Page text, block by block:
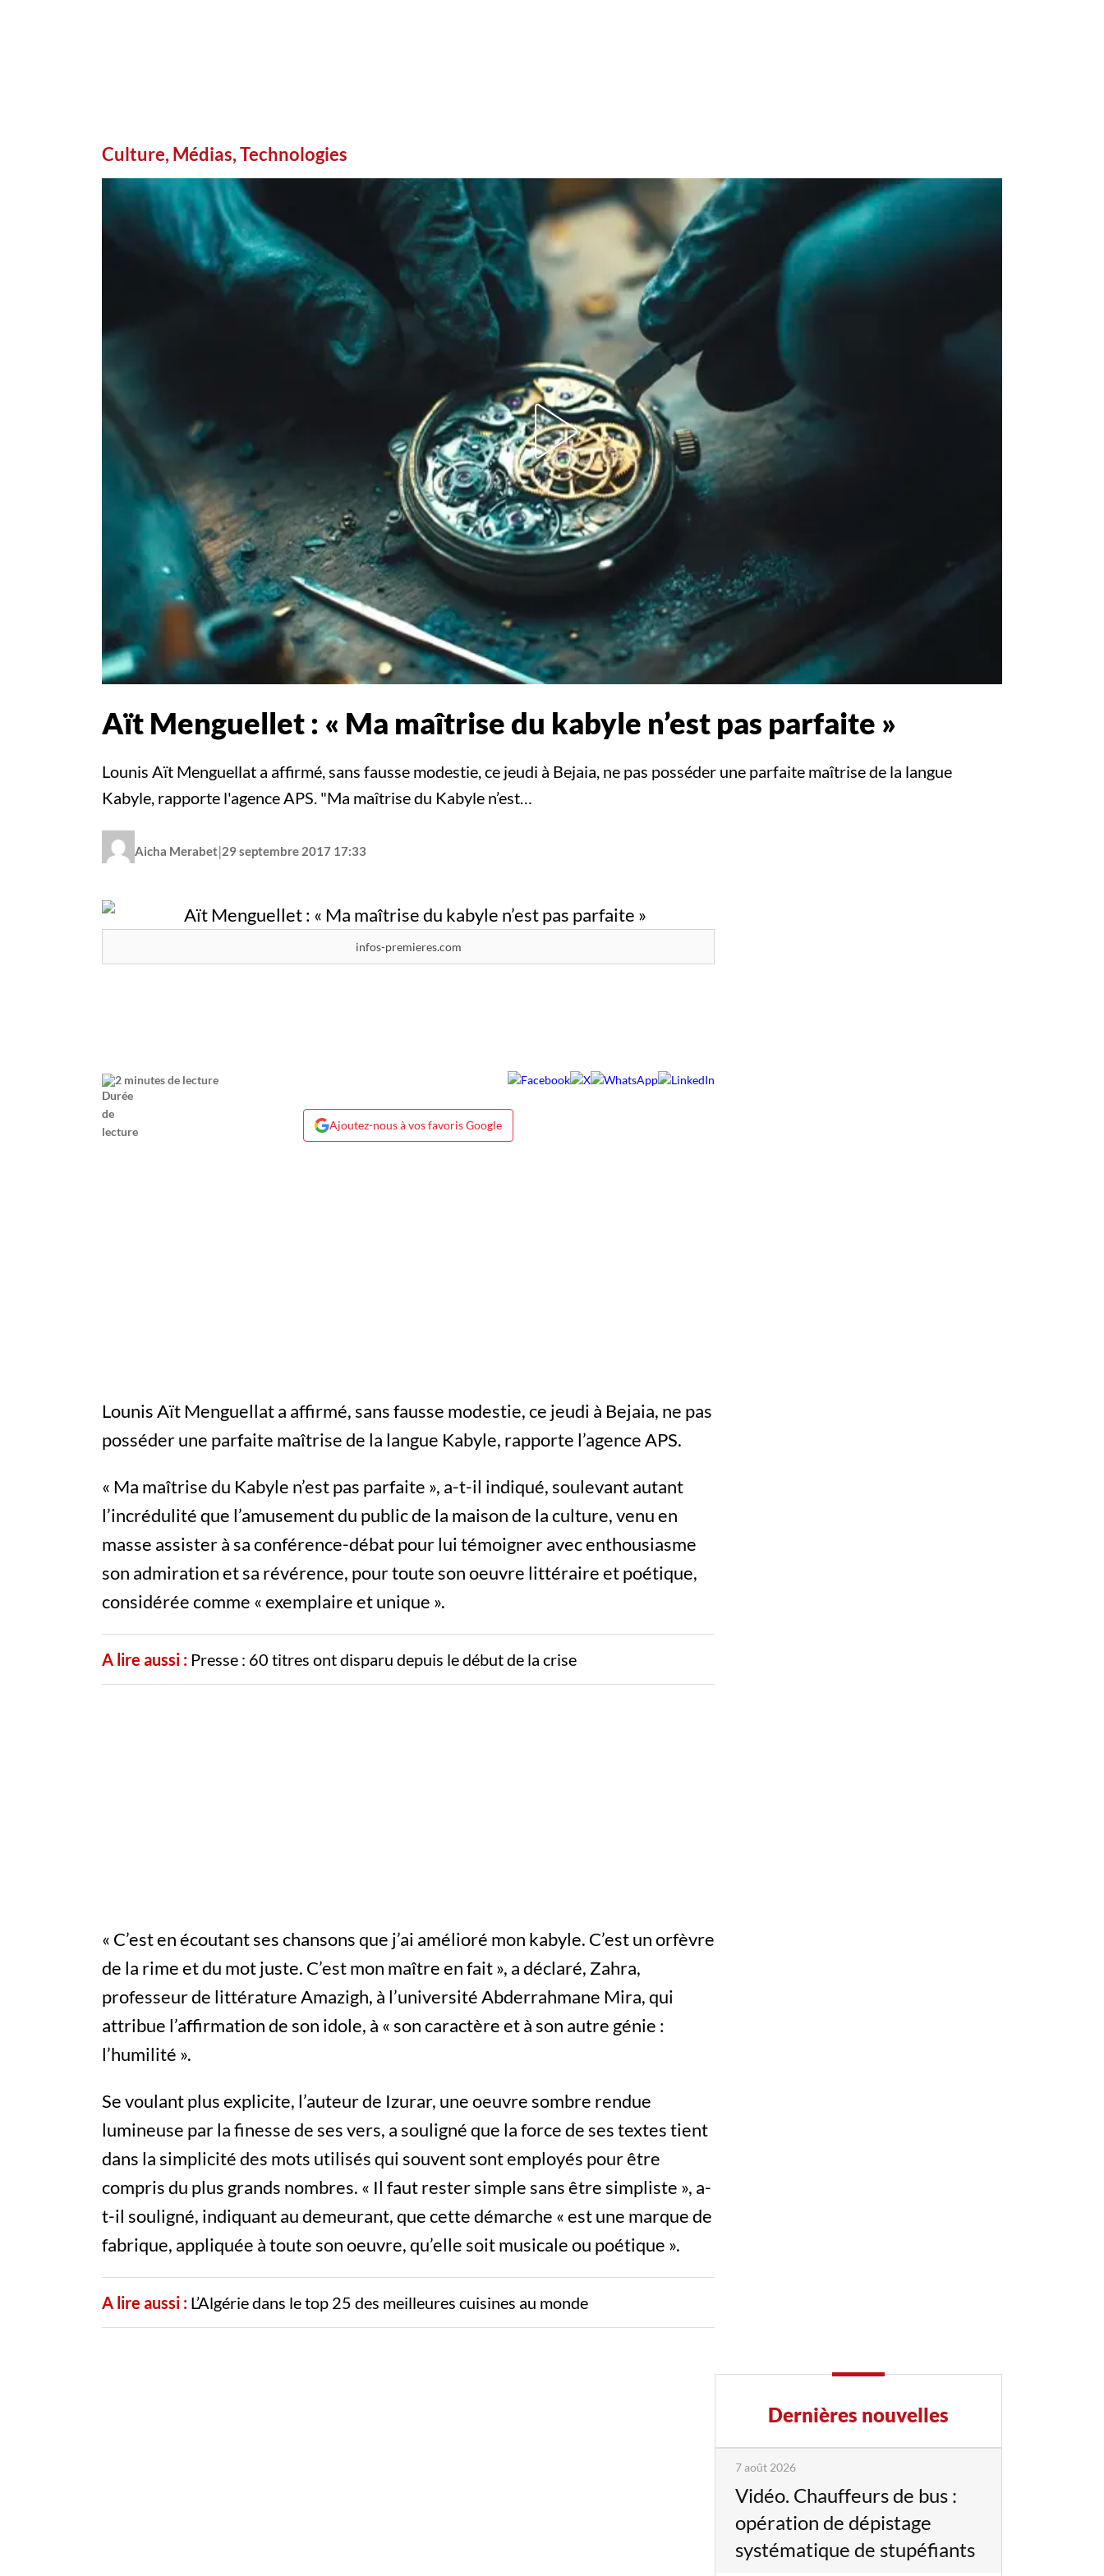
Culture, Médias, Technologies
Aït Menguellet : « Ma maîtrise du kabyle n’est pas parfaite »
Lounis Aït Menguellat a affirmé, sans fausse modestie, ce jeudi à Bejaia, ne pas posséder une parfaite maîtrise de la langue
Kabyle, rapporte l'agence APS. "Ma maîtrise du Kabyle n’est…
Aicha Merabet|29 septembre 2017 17:33
infos-premieres.com
2 minutes de lecture
Ajoutez-nous à vos favoris Google
Lounis Aït Menguellat a affirmé, sans fausse modestie, ce jeudi à Bejaia, ne pas
posséder une parfaite maîtrise de la langue Kabyle, rapporte l’agence APS.
« Ma maîtrise du Kabyle n’est pas parfaite », a-t-il indiqué, soulevant autant
l’incrédulité que l’amusement du public de la maison de la culture, venu en
masse assister à sa conférence-débat pour lui témoigner avec enthousiasme
son admiration et sa révérence, pour toute son oeuvre littéraire et poétique,
considérée comme « exemplaire et unique ».
A lire aussi : Presse : 60 titres ont disparu depuis le début de la crise
« C’est en écoutant ses chansons que j’ai amélioré mon kabyle. C’est un orfèvre
de la rime et du mot juste. C’est mon maître en fait », a déclaré, Zahra,
professeur de littérature Amazigh, à l’université Abderrahmane Mira, qui
attribue l’affirmation de son idole, à « son caractère et à son autre génie :
l’humilité ».
Se voulant plus explicite, l’auteur de Izurar, une oeuvre sombre rendue
lumineuse par la finesse de ses vers, a souligné que la force de ses textes tient
dans la simplicité des mots utilisés qui souvent sont employés pour être
compris du plus grands nombres. « Il faut rester simple sans être simpliste », a-
t-il souligné, indiquant au demeurant, que cette démarche « est une marque de
fabrique, appliquée à toute son oeuvre, qu’elle soit musicale ou poétique ».
A lire aussi : L’Algérie dans le top 25 des meilleures cuisines au monde
Dernières nouvelles
7 août 2026
Vidéo. Chauffeurs de bus :
opération de dépistage
systématique de stupéfiants